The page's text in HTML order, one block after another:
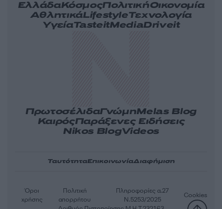
ΕλλάδαΚόσμοςΠολιτικήΟικονομία
ΑθλητικάLifestyleΤεχνολογία
ΥγείαTasteitMediaDriveit
ΠρωτοσέλιδαΓνώμηMelas Blog
ΚαιρόςΠαράξενες Ειδήσεις
Nikos BlogVideos
ΤαυτότηταΕπικοινωνίαΔιαφήμιση
Όροι
χρήσης
Πολιτική
απορρήτου
Πληροφορίες α.27
Ν.5253/2025
Cookies